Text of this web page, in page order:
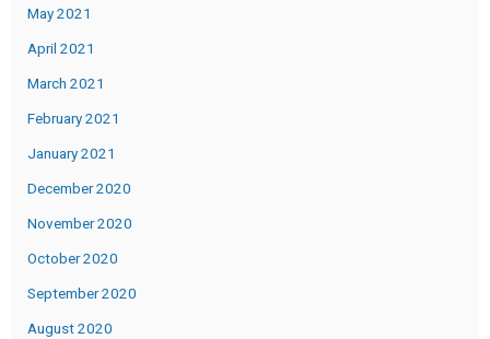
May 2021
April 2021
March 2021
February 2021
January 2021
December 2020
November 2020
October 2020
September 2020
August 2020